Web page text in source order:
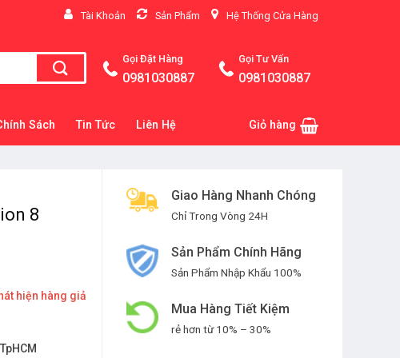
Tài Khoản Sản Phẩm Hệ Thống Cửa Hàng
Gọi Đặt Hàng
0981030887
Gọi Tư Vấn
0981030887
Sách Tin Tức Liên Hệ Giỏ hàng
Giao Hàng Nhanh Chóng
Chỉ Trong Vòng 24H
Sản Phẩm Chính Hãng
Sản Phẩm Nhập Khẩu 100%
Mua Hàng Tiết Kiệm
rẻ hơn từ 10% – 30%
8
hiện hàng giả